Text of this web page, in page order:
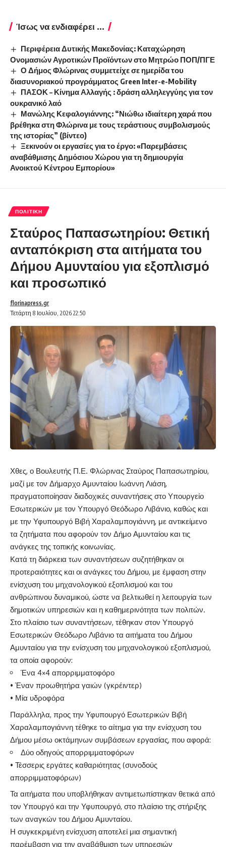
Ίσως να ενδιαφέρει ...
Περιφέρεια Δυτικής Μακεδονίας: Καταχώρηση
Ονομασιών Αγροτικών Προϊόντων στο Μητρώο ΠΟΠ/ΠΓΕ
Ο Δήμος Φλώρινας συμμετείχε σε ημερίδα του
διασυνοριακού προγράμματος Green Inter-e-Mobility
ΠΑΣΟΚ – Κίνημα Αλλαγής : δράση αλληλεγγύης για τον
ουκρανικό λαό
Μανώλης Κεφαλογιάννης: “Νιώθω ιδιαίτερη χαρά που
βρέθηκα στη Φλώρινα με τους τεράστιους συμβολισμούς
της ιστορίας” (βίντεο)
Ξεκινούν οι εργασίες για το έργο: «Παρεμβάσεις
αναβάθμισης Δημόσιου Χώρου για τη δημιουργία
Ανοικτού Κέντρου Εμπορίου»
ΠΟΛΙΤΙΚΉ
Σταύρος Παπασωτηρίου: Θετική
ανταπόκριση στα αιτήματα του
Δήμου Αμυνταίου για εξοπλισμό
και προσωπικό
Τετάρτη 8 Ιουλίου, 2026 22:50
florinapress.gr
Χθες, ο Βουλευτής Π.Ε. Φλώρινας Σταύρος Παπασωτηρίου,
μαζί με τον Δήμαρχο Αμυνταίου Ιωάννη Λιάση,
πραγματοποίησαν διαδοχικές συναντήσεις στο Υπουργείο
Εσωτερικών με τον Υπουργό Θεόδωρο Λιβάνιο, καθώς και
με την Υφυπουργό Βιβή Χαραλαμπογιάννη, με αντικείμενο
τα ζητήματα που αφορούν τον Δήμο Αμυνταίου και τις
ανάγκες της τοπικής κοινωνίας.
Κατά τη διάρκεια των συναντήσεων συζητήθηκαν οι
προτεραιότητες και οι ανάγκες του Δήμου, με έμφαση στην
ενίσχυση του μηχανολογικού εξοπλισμού και του
ανθρώπινου δυναμικού, ώστε να βελτιωθεί η λειτουργία των
δημοτικών υπηρεσιών και η καθημερινότητα των πολιτών.
Στο πλαίσιο των συναντήσεων, τέθηκαν στον Υπουργό
Εσωτερικών Θεόδωρο Λιβάνιο τα αιτήματα του Δήμου
Αμυνταίου για την ενίσχυση του μηχανολογικού εξοπλισμού,
τα οποία αφορούν:
Ένα 4×4 απορριμματοφόρο
• Έναν προωθητήρα γαιών (γκρέιντερ)
• Μία υδροφόρα
Παράλληλα, προς την Υφυπουργό Εσωτερικών Βιβή
Χαραλαμπογιάννη τέθηκε το αίτημα για την ενίσχυση του
Δήμου μέσω οκτάμηνων συμβάσεων εργασίας, που αφορά:
Δύο οδηγούς απορριμματοφόρων
• Τέσσερις εργάτες καθαριότητας (συνοδούς
απορριμματοφόρων)
Τα αιτήματα που υποβλήθηκαν αντιμετωπίστηκαν θετικά από
τον Υπουργό και την Υφυπουργό, στο πλαίσιο της στήριξης
των αναγκών του Δήμου Αμυνταίου.
Η συγκεκριμένη ενίσχυση αποτελεί μια σημαντική
παρέμβαση για την αναβάθμιση των υπηρεσιών